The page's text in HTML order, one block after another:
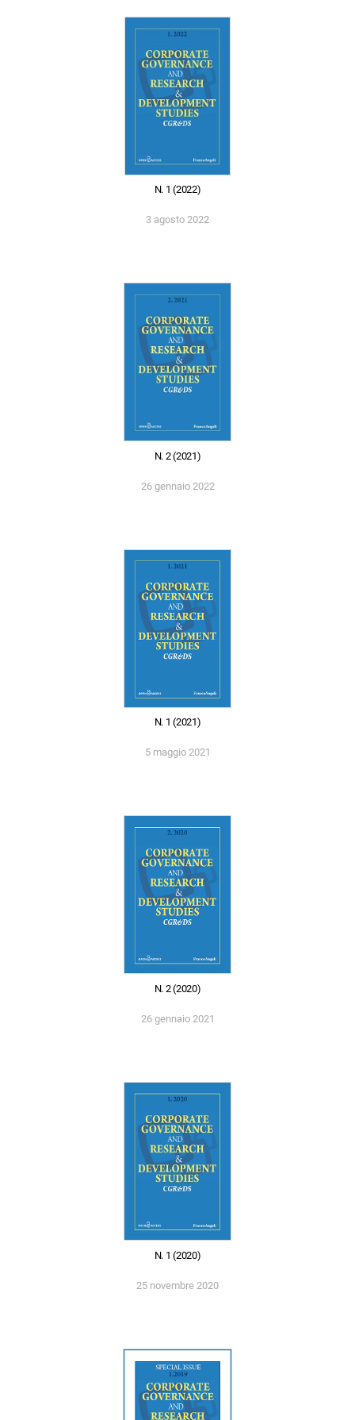
N. 1 (2022)
3 agosto 2022
N. 2 (2021)
26 gennaio 2022
N. 1 (2021)
5 maggio 2021
N. 2 (2020)
26 gennaio 2021
N. 1 (2020)
25 novembre 2020